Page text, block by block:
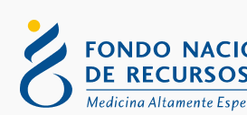
content